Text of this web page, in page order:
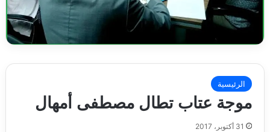
الرئيسية
موجة عتاب تطال مصطفى أمهال
31 أكتوبر، 2017